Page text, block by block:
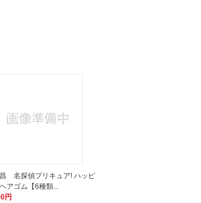
名探偵プリキュア! ハッピ
アゴム【6種類...
円